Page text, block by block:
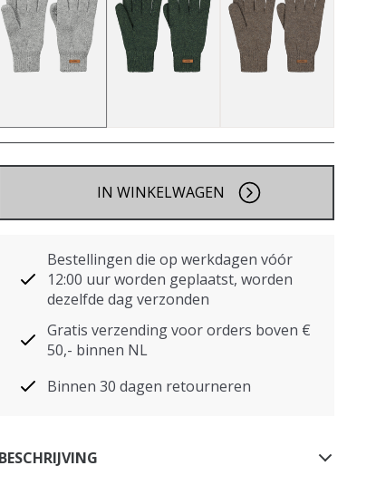
IN WINKELWAGEN
Bestellingen die op werkdagen vóór
12:00 uur worden geplaatst, worden
dezelfde dag verzonden
Gratis verzending voor orders boven €
50,- binnen NL
Binnen 30 dagen retourneren
BESCHRIJVING